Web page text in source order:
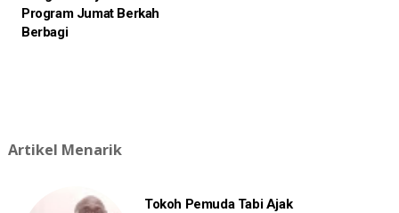
Program Jumat Berkah
Berbagi
Artikel Menarik
Tokoh Pemuda Tabi Ajak